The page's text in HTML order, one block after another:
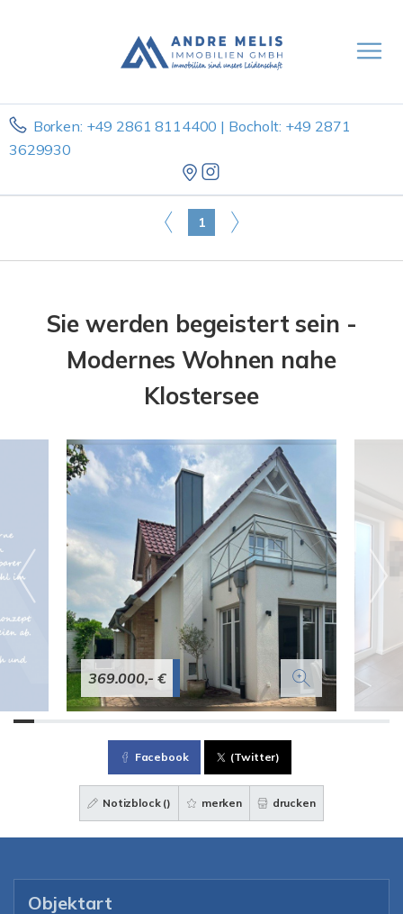
Borken: +49 2861 8114400 | Bocholt: +49 2871
3629930
1
Sie werden begeistert sein -
Modernes Wohnen nahe
Klostersee
369.000,- €
Facebook (Twitter)
Notizblock () merken drucken
Objektart